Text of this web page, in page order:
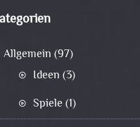
Allgemein (97)
Ideen (3)
Spiele (1)